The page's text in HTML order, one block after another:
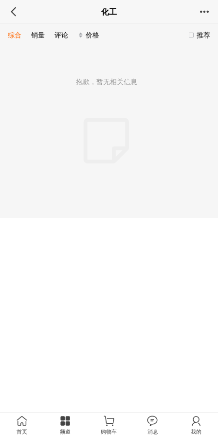
化工
推荐
综合 销量 评论 价格
抱歉，暂无相关信息
首页 频道 购物车 消息 我的